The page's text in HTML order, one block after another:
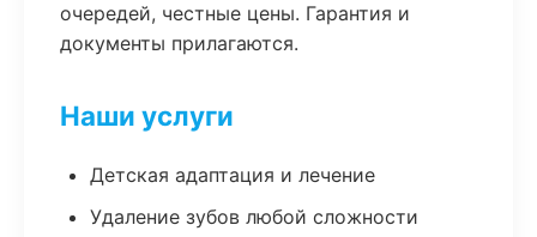
очередей, честные цены. Гарантия и
документы прилагаются.
Наши услуги
Детская адаптация и лечение
Удаление зубов любой сложности